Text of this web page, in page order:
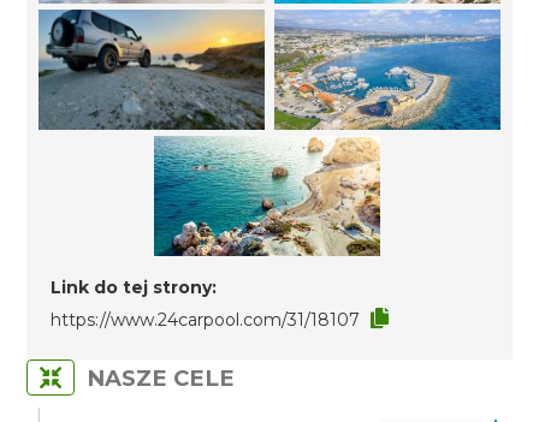
Link do tej strony:
https://www.24carpool.com/31/18107
NASZE CELE